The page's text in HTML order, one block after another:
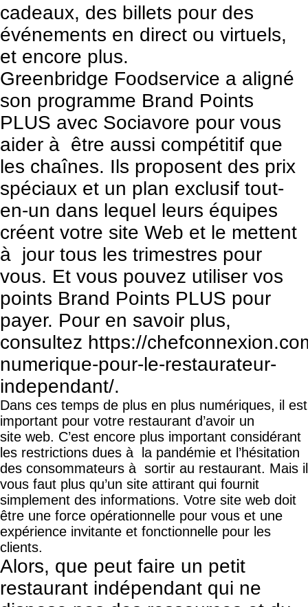
cadeaux, des billets pour des
événements en direct ou virtuels,
et encore plus.
Greenbridge Foodservice a aligné
son programme Brand Points
PLUS avec Sociavore pour vous
aider à être aussi compétitif que
les chaînes. Ils proposent des prix
spéciaux et un plan exclusif tout-
en-un dans lequel leurs équipes
créent votre site Web et le mettent
à jour tous les trimestres pour
vous. Et vous pouvez utiliser vos
points Brand Points PLUS pour
payer. Pour en savoir plus,
consultez https://
numerique-pour-le-restaurateur-
independant/.
Dans ces temps de plus en plus numériques, il est
important pour votre restaurant d’avoir un
site web. C’est encore plus important considérant
les restrictions dues à la pandémie et l’hésitation
des consommateurs à sortir au restaurant. Mais il
vous faut plus qu’un site attirant qui fournit
simplement des informations. Votre site web doit
être une force opérationnelle pour vous et une
expérience invitante et fonctionnelle pour les
clients.
Alors, que peut faire un petit
restaurant indépendant qui ne